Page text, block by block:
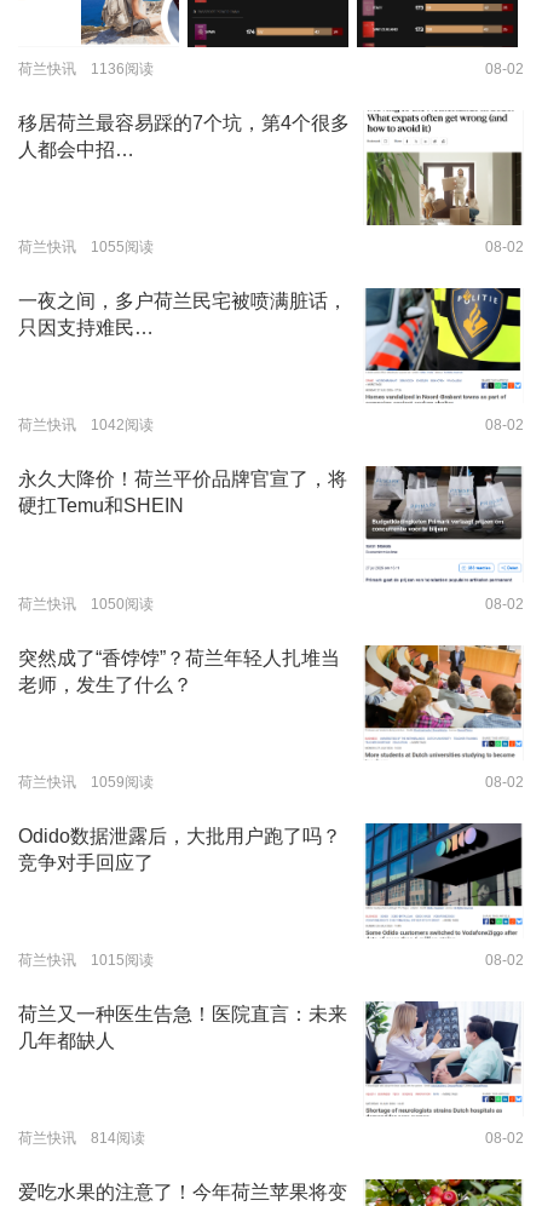
荷兰快讯 1136阅读 08-02
移居荷兰最容易踩的7个坑，第4个很多
人都会中招…
荷兰快讯 1055阅读 08-02
一夜之间，多户荷兰民宅被喷满脏话，
只因支持难民…
荷兰快讯 1042阅读 08-02
永久大降价！荷兰平价品牌官宣了，将
硬扛Temu和SHEIN
荷兰快讯 1050阅读 08-02
突然成了“香饽饽”？荷兰年轻人扎堆当
老师，发生了什么？
荷兰快讯 1059阅读 08-02
Odido数据泄露后，大批用户跑了吗？
竞争对手回应了
荷兰快讯 1015阅读 08-02
荷兰又一种医生告急！医院直言：未来
几年都缺人
荷兰快讯 814阅读 08-02
爱吃水果的注意了！今年荷兰苹果将变